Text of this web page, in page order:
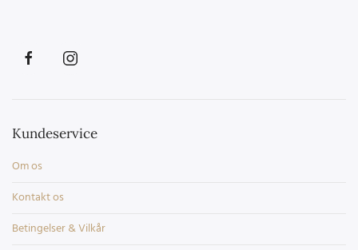
Kundeservice
Om os
Kontakt os
Betingelser & Vilkår